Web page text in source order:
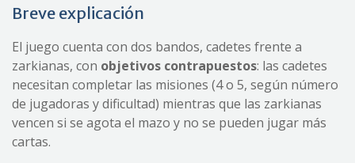
Breve explicación
El juego cuenta con dos bandos, cadetes frente a
zarkianas, con objetivos contrapuestos: las cadetes
necesitan completar las misiones (4 o 5, según número
de jugadoras y dificultad) mientras que las zarkianas
vencen si se agota el mazo y no se pueden jugar más
cartas.